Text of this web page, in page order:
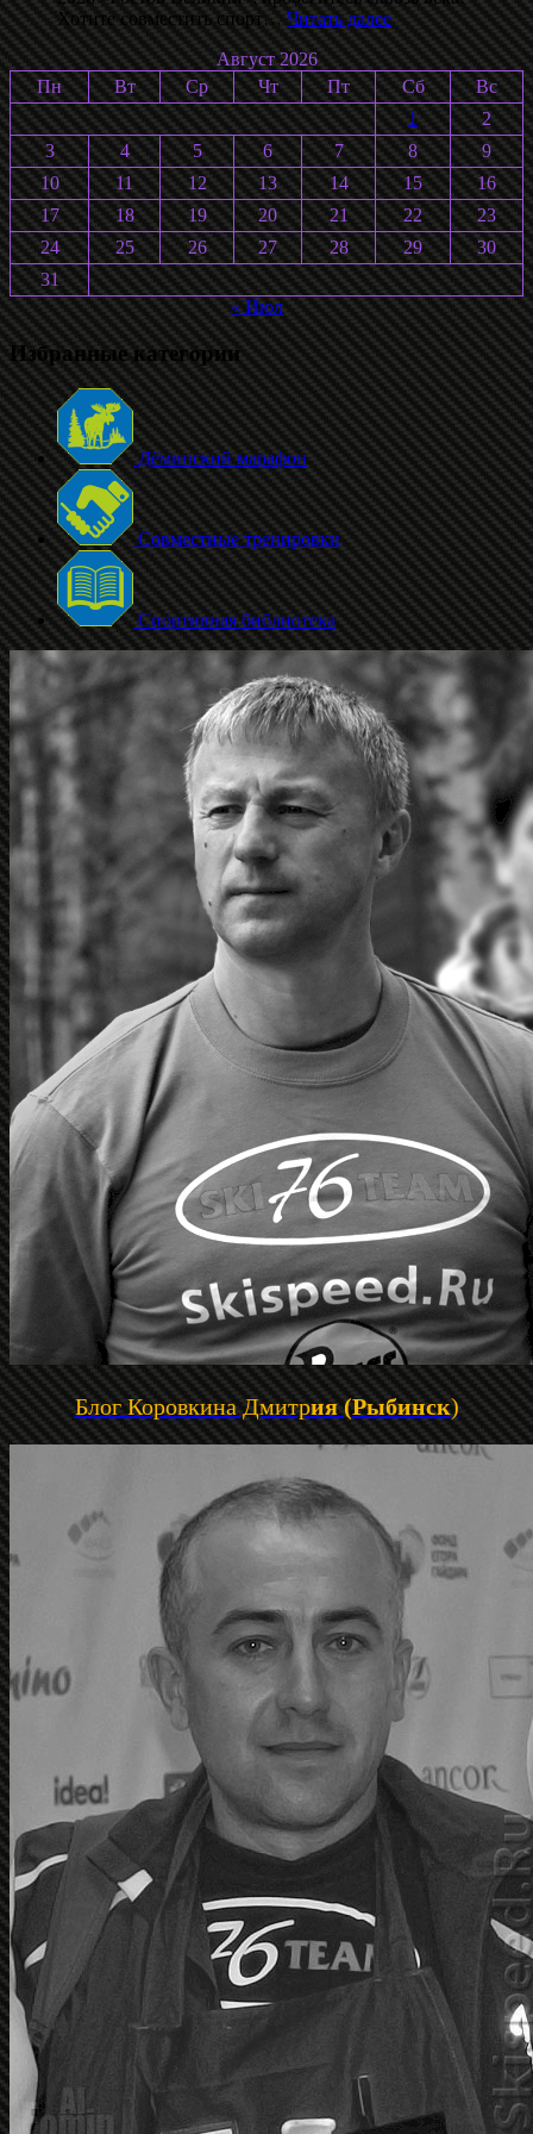
Хотите совместить спорт…Читать далее:
Ростовский
полумарафон
2026
Август 2026
Пн
Вт Ср Чт Пт Сб
Вс
1
2
3
4 5 6 7 8
9
10
11 12 13 14 15
16
17
18 19 20 21 22
23
24
25 26 27 28 29
30
31
« Июл
Избранные категории
Дёминский марафон
Совместные тренировки
Спортивная библиотека
Блог Коровкина Дмитрия (Рыбинск)